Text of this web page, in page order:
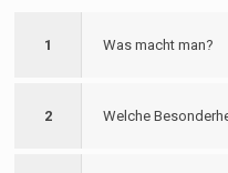
1 Was macht man?
2 Welche